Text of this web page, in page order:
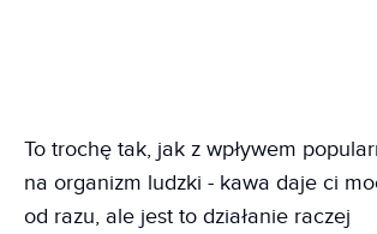
To trochę tak, jak z wpływem
na organizm ludzki - kawa daje ci
od razu, ale jest to działanie raczej